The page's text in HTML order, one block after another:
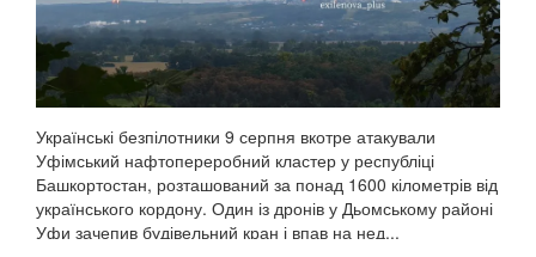
Українські безпілотники 9 серпня вкотре атакували
Уфімський нафтопереробний кластер у республіці
Башкортостан, розташований за понад 1600 кілометрів від
українського кордону. Один із дронів у Дьомському районі
Уфи зачепив будівельний кран і впав на нед...